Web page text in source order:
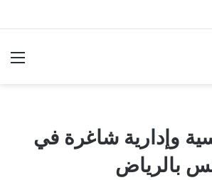
وإدارية شاغرة في
بالرياض